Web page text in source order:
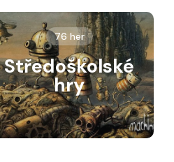
76 her
Středoškolské
hry